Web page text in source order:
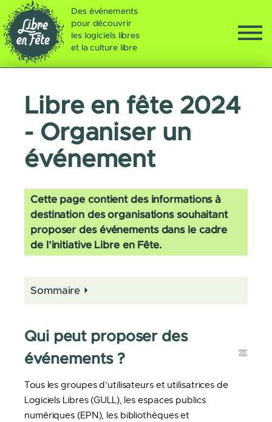
Des événements
pour découvrir
les logiciels libres
et la culture libre
Libre en fête 2024
- Organiser un
événement
Cette page contient des informations à
destination des organisations souhaitant
proposer des événements dans le cadre
de l’initiative Libre en Fête.
Sommaire
Qui peut proposer des
événements ?
Tous les groupes d’utilisateurs et utilisatrices de
Logiciels Libres (GULL), les espaces publics
numériques (EPN), les bibliothèques et